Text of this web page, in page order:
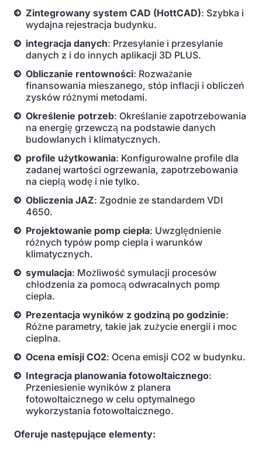
Zintegrowany system CAD (HottCAD): Szybka i
wydajna rejestracja budynku.
integracja danych: Przesyłanie i przesyłanie
danych z i do innych aplikacji 3D PLUS.
Obliczanie rentowności: Rozważanie
finansowania mieszanego, stóp inflacji i obliczeń
zysków różnymi metodami.
Określenie potrzeb: Określanie zapotrzebowania
na energię grzewczą na podstawie danych
budowlanych i klimatycznych.
profile użytkowania: Konfigurowalne profile dla
zadanej wartości ogrzewania, zapotrzebowania
na ciepłą wodę i nie tylko.
Obliczenia JAZ: Zgodnie ze standardem VDI
4650.
Projektowanie pomp ciepła: Uwzględnienie
różnych typów pomp ciepła i warunków
klimatycznych.
symulacja: Możliwość symulacji procesów
chłodzenia za pomocą odwracalnych pomp
ciepła.
Prezentacja wyników z godziną po godzinie:
Różne parametry, takie jak zużycie energii i moc
cieplna.
Ocena emisji CO2: Ocena emisji CO2 w budynku.
Integracja planowania fotowoltaicznego:
Przeniesienie wyników z planera
fotowoltaicznego w celu optymalnego
wykorzystania fotowoltaicznego.
Oferuje następujące elementy: